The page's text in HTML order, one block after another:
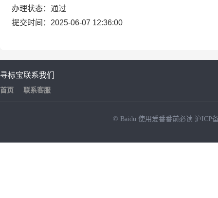
办理状态：通过
提交时间：2025-06-07 12:36:00
寻标宝
首页
联系我们
联系客服
© Baidu 使用爱番番前必读 沪ICP